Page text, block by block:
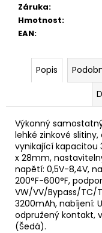
Záruka:
Hmotnost:
EAN:
Popis
Výkonný
lehké zinkové
vynikající kapacitou
x 28mm,
napětí: 0,5V-8,4V,
200°F-600°F,
VW/VV/Bypass/TC/
3200mAh, nabíjení:
odpružený kontakt,
(Šedá).